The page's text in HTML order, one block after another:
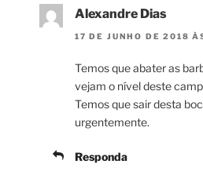
Alexandre Dias
17 DE JUNHO DE 2018
Temos que abater as
vejam o nível deste
Temos que sair desta
urgentemente.
Responda